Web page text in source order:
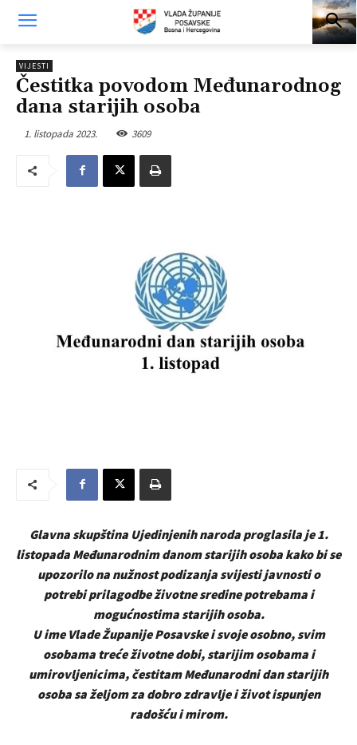
VIJESTI
Čestitka povodom Međunarodnog
dana starijih osoba
1. listopada 2023. 3609
Glavna skupština Ujedinjenih naroda proglasila je 1.
listopada Međunarodnim danom starijih osoba kako bi se
upozorilo na nužnost podizanja svijesti javnosti o
potrebi prilagodbe životne sredine potrebama i
mogućnostima starijih osoba.
U ime Vlade Županije Posavske i svoje osobno, svim
osobama treće životne dobi, starijim osobama i
umirovljenicima, čestitam Međunarodni dan starijih
osoba sa željom za dobro zdravlje i život ispunjen
radošću i mirom.